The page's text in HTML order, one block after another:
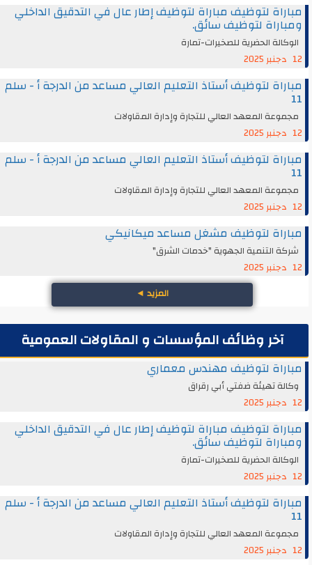
مباراة لتوظيف مباراة لتوظيف إطار عال في التدقيق الداخلي
ومباراة لتوظيف سائق.
الوكالة الحضرية للصخيرات-تمارة
12 دجنبر 2025
مباراة لتوظيف أستاذ التعليم العالي مساعد من الدرجة أ - سلم
11
مجموعة المعهد العالي للتجارة وإدارة المقاولات
12 دجنبر 2025
مباراة لتوظيف أستاذ التعليم العالي مساعد من الدرجة أ - سلم
11
مجموعة المعهد العالي للتجارة وإدارة المقاولات
12 دجنبر 2025
مباراة لتوظيف مشغل مساعد ميكانيكي
شركة التنمية الجهوية "خدمات الشرق"
12 دجنبر 2025
المزيد◄
آخر وظائف المؤسسات و المقاولات العمومية
مباراة لتوظيف مهندس معماري
وكالة تهيئة ضفتي أبي رقراق
12 دجنبر 2025
مباراة لتوظيف مباراة لتوظيف إطار عال في التدقيق الداخلي
ومباراة لتوظيف سائق.
الوكالة الحضرية للصخيرات-تمارة
12 دجنبر 2025
مباراة لتوظيف أستاذ التعليم العالي مساعد من الدرجة أ - سلم
11
مجموعة المعهد العالي للتجارة وإدارة المقاولات
12 دجنبر 2025